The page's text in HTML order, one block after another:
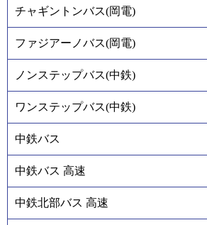
チャギントンバス(岡電)
ファジアーノバス(岡電)
ノンステップバス(中鉄)
ワンステップバス(中鉄)
中鉄バス
中鉄バス 高速
中鉄北部バス 高速